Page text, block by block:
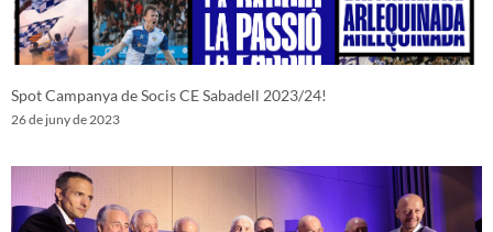
Spot Campanya de Socis CE Sabadell 2023/24!
26 de juny de 2023